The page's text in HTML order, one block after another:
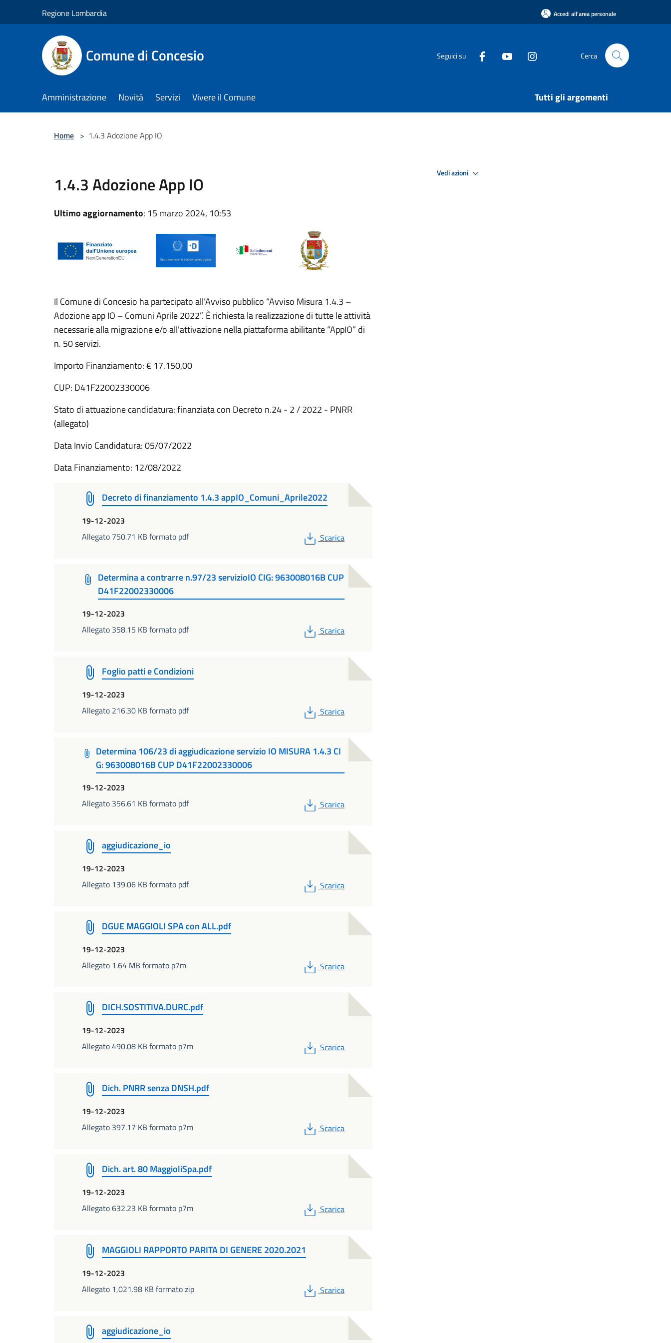
Regione Lombardia Accedi all'area personale
Comune di Concesio Seguici su Cerca
Amministrazione Novità Servizi Vivere il Comune Tutti gli argomenti
Home > 1.4.3 Adozione App IO
1.4.3 Adozione App IO
Ultimo aggiornamento: 15 marzo 2024, 10:53
Il Comune di Concesio ha partecipato all’Avviso pubblico “Avviso Misura 1.4.3 –
Adozione app IO – Comuni Aprile 2022”. È richiesta la realizzazione di tutte le attività
necessarie alla migrazione e/o all’attivazione nella piattaforma abilitante “AppIO” di
n. 50 servizi.
Importo Finanziamento: € 17.150,00
CUP: D41F22002330006
Stato di attuazione candidatura: finanziata con Decreto n.24 - 2 / 2022 - PNRR
(allegato)
Data Invio Candidatura: 05/07/2022
Data Finanziamento: 12/08/2022
Decreto di finanziamento 1.4.3 appIO_Comuni_Aprile2022
19-12-2023
Allegato 750.71 KB formato pdf
PDF
Scarica
Determina a contrarre n.97/23 servizioIO CIG: 963008016B CUP
D41F22002330006
19-12-2023
Allegato 358.15 KB formato pdf
PDF
Scarica
Foglio patti e Condizioni
19-12-2023
Allegato 216.30 KB formato pdf
PDF
Scarica
Determina 106/23 di aggiudicazione servizio IO MISURA 1.4.3 CI
G: 963008016B CUP D41F22002330006
19-12-2023
Allegato 356.61 KB formato pdf
PDF
Scarica
aggiudicazione_io
19-12-2023
Allegato 139.06 KB formato pdf
PDF
Scarica
DGUE MAGGIOLI SPA con ALL.pdf
19-12-2023
Allegato 1.64 MB formato p7m
PDF
Scarica
DICH.SOSTITIVA.DURC.pdf
19-12-2023
Allegato 490.08 KB formato p7m
PDF
Scarica
Dich. PNRR senza DNSH.pdf
19-12-2023
Allegato 397.17 KB formato p7m
PDF
Scarica
Dich. art. 80 MaggioliSpa.pdf
19-12-2023
Allegato 632.23 KB formato p7m
PDF
Scarica
MAGGIOLI RAPPORTO PARITA DI GENERE 2020.2021
19-12-2023
Allegato 1,021.98 KB formato zip
PDF
Scarica
aggiudicazione_io
Vedi azioni